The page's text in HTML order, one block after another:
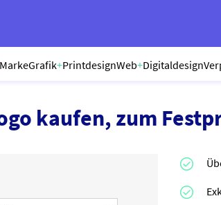
MarkeGrafik+PrintdesignWeb+Digitaldesign
kaufen, zum